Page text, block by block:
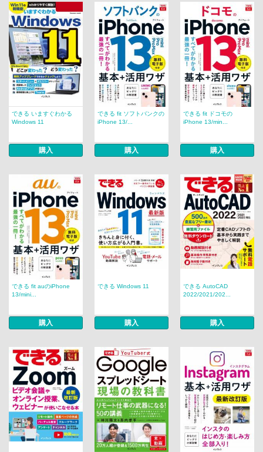
できる いますぐわかる
Windows 11
購入
できる fit ソフトバンクの
iPhone 13/...
購入
できる fit ドコモの
iPhone 13/min...
購入
できる fit auのiPhone
13/mini...
購入
できる Windows 11
購入
できる AutoCAD
2022/2021/202...
購入